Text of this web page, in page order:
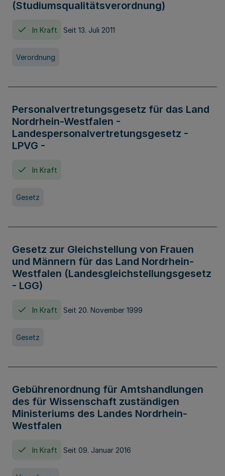
(Studiumsqualitätsverordnung)
In Kraft Seit 13. Juli 2011
Verordnung
Personalvertretungsgesetz für das Land
Nordrhein-Westfalen -
Landespersonalvertretungsgesetz -
LPVG -
In Kraft
Gesetz
Gesetz zur Gleichstellung von Frauen
und Männern für das Land Nordrhein-
Westfalen (Landesgleichstellungsgesetz
- LGG)
In Kraft Seit 20. November 1999
Gesetz
Gebührenordnung für Amtshandlungen
des für Wissenschaft zuständigen
Ministeriums des Landes Nordrhein-
Westfalen
In Kraft Seit 09. Januar 2016